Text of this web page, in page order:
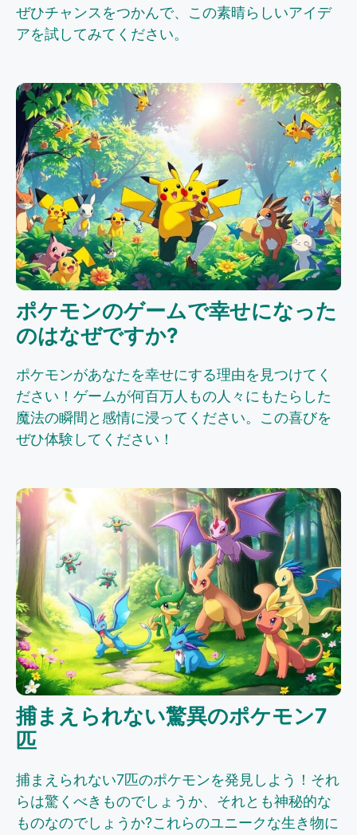
ぜひチャンスをつかんで、この素晴らしいアイデ
アを試してみてください。
ポケモンのゲームで幸せになった
のはなぜですか?
ポケモンがあなたを幸せにする理由を見つけてく
ださい！ゲームが何百万人もの人々にもたらした
魔法の瞬間と感情に浸ってください。この喜びを
ぜひ体験してください！
捕まえられない驚異のポケモン7
匹
捕まえられない7匹のポケモンを発見しよう！それ
らは驚くべきものでしょうか、それとも神秘的な
ものなのでしょうか?これらのユニークな生き物に